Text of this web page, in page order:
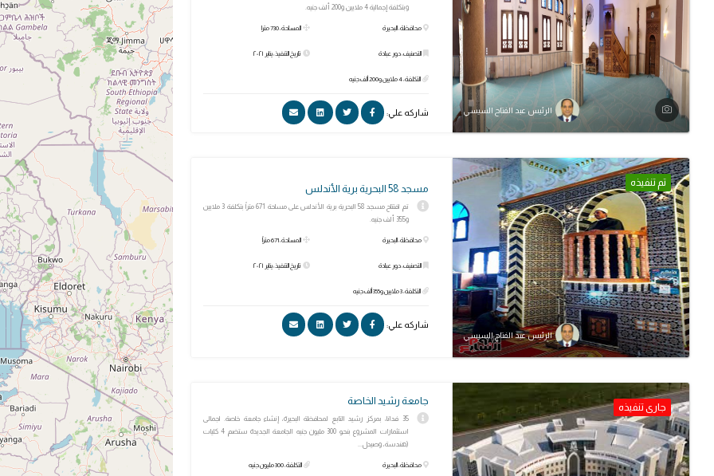
الرئيس عبد الفتاح السيسي
وبتكلفة إجمالية 4 ملايين و200 ألف جنيه.
محافظة: البحيرة
التصنيف: دور عبادة
التكلفة: 4 ملايين و200 ألف جنيه
المساحة: 730 مترا
تاريخ التنفيذ: يناير ٢٠٢١
شاركه علي:
تم تنفيذه
الرئيس عبد الفتاح السيسي
مسجد 58 البحرية برية الأندلس
تم افتتاح مسجد 58 البحرية برية الأندلس على مساحة 671 متراً بتكلفة 3 ملايين
و355 ألف جنيه.
محافظة: البحيرة
التصنيف: دور عبادة
التكلفة: 3 ملايين و355 ألف جنيه
المساحة: 671 متراً
تاريخ التنفيذ: يناير ٢٠٢١
شاركه علي:
جارى تنفيذه
جامعة رشيد الخاصة
35 فدانا، بمركز رشيد التابع لمحافظة البحيرة، إنشاء جامعة خاصة. اجمالى
استثمارات المشروع بنحو 300 مليون جنيه الجامعة الجديدة ستضم 4 كليات
(هندسة، وصيدل...
محافظة: البحيرة التكلفة: 300 مليون جنيه